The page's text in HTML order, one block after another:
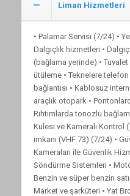
Liman Hizmetleri
• Palamar Servisi (7/24) •
Dalgıçlık hizmetleri •
(bağlama yerinde) • Tuvalet
ütüleme • Teknelere telefon
bağlantısı • Kablosuz
araçlık otopark •
Rıhtımlarda tonozlu
Kulesi ve Kameralı Kontrol
imkanı (VHF 73) (7/24) •
Kameraları ile Güvenlik
Söndürme Sistemleri •
Benzin ve süper benzin
Market ve şarküteri • Yat